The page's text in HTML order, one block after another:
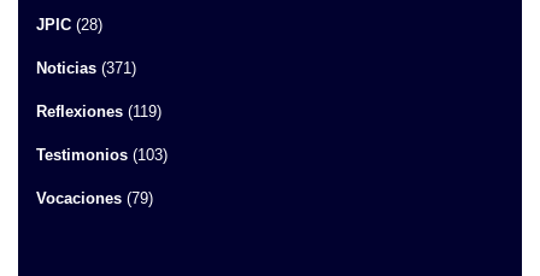
JPIC (28)
Noticias (371)
Reflexiones (119)
Testimonios (103)
Vocaciones (79)